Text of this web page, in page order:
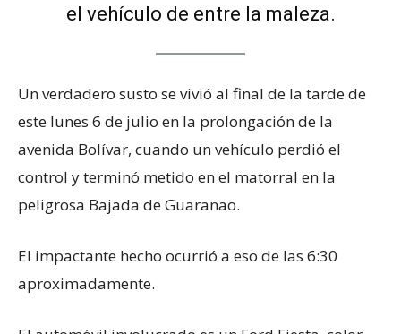
el vehículo de entre la maleza.
Un verdadero susto se vivió al final de la tarde de
este lunes 6 de julio en la prolongación de la
avenida Bolívar, cuando un vehículo perdió el
control y terminó metido en el matorral en la
peligrosa Bajada de Guaranao.
El impactante hecho ocurrió a eso de las 6:30
aproximadamente.